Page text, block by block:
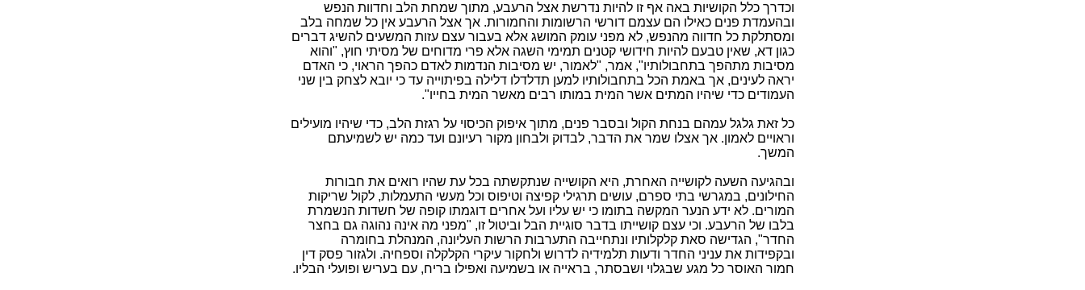
וכדרך כלל הקושיות באה אף זו להיות נדרשת אצל הרעבע, מתוך שמחת הלב וחדוות הנפש
ובהעמדת פנים כאילו הם עצמם דורשי הרשומות והחמורות. אך אצל הרעבע אין כל שמחה בלב
ומסתלקת כל חדווה מהנפש, לא מפני עומק המושג אלא בעבור עצם עזות המשעים להשיג דברים
כגון דא, שאין טבעם להיות חידושי קטנים תמימי השגה אלא פרי מדוחים של מסיתי חוץ, "והוא
מסיבות מתהפך בתחבולותיו", אמר, "לאמור, יש מסיבות הנדמות לאדם כהפך הראוי, כי האדם
יראה לעינים, אך באמת הכל בתחבולותיו למען תדלדלו דלילה בפיתוייה עד כי יובא לצחק בין שני
העמודים כדי שיהיו המתים אשר המית במותו רבים מאשר המית בחייו".
כל זאת גלגל עמהם בנחת הקול ובסבר פנים, מתוך איפוק הכיסוי על רגזת הלב, כדי שיהיו מועילים
וראויים לאמון. אך אצלו שמר את הדבר, לבדוק ולבחון מקור רעיונם ועד כמה יש לשמיעתם
המשך.
ובהגיעה השעה לקושייה האחרת, היא הקושייה שנתקשתה בכל עת שהיו רואים את חבורות
החילונים, במגרשי בתי ספרם, עושים תרגילי קפיצה וטיפוס וכל מעשי התעמלות, לקול שריקות
המורים. לא ידע הנער המקשה בתומו כי יש עליו ועל אחרים דוגמתו קופה של חשדות הנשמרת
בלבו של הרעבע. וכי עצם קושייתו בדבר סוגיית הבל וביטול זו, "מפני מה אינה נהוגה גם בחצר
החדר", הגדישה סאת קלקלותיו ונתחייבה התערבות הרשות העליונה, המנהלת בחומרה
ובקפידות את עניני החדר ודעות תלמידיה לדרוש ולחקור עיקרי הקלקלה וספחיה. ולגזור פסק דין
חמור האוסר כל מגע שבגלוי ושבסתר, בראייה או בשמיעה ואפילו בריח, עם בעריש ופועלי הבליו.